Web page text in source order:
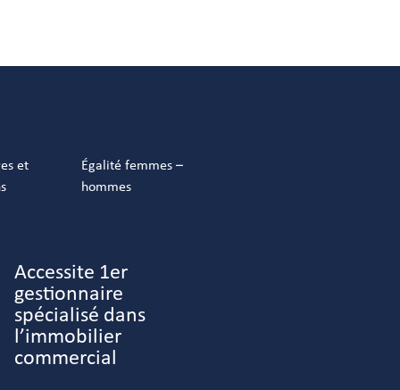
et
Égalité femmes –
hommes
Accessite 1er
gestionnaire
spécialisé dans
l’immobilier
commercial